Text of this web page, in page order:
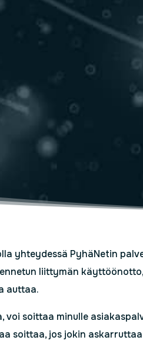
yhteydessä PyhäNetin
liittymän
auttaa.
voi soittaa minulle
soittaa, jos jokin